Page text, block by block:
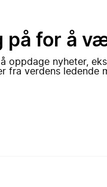
på for å
oppdage nyheter,
fra verdens ledende